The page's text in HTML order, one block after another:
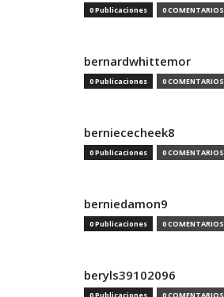
0 Publicaciones 0 COMENTARIOS
bernardwhittemor
0 Publicaciones 0 COMENTARIOS
berniececheek8
0 Publicaciones 0 COMENTARIOS
berniedamon9
0 Publicaciones 0 COMENTARIOS
beryls39102096